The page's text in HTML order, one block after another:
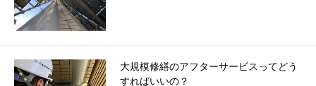
大規模修繕のアフターサービスってどう
すればいいの？